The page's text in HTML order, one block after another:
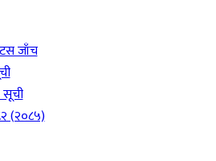
जाँच
सूची
(२०८५)